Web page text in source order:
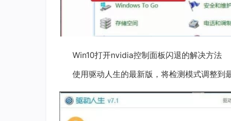
Win10打开nvidia控制面板闪退的解决方法
使用驱动人生的最新版，将检测模式调整到最